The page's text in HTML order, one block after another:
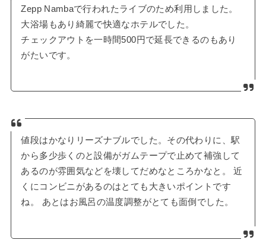
Zepp Nambaで行われたライブのため利用しました。
大浴場もあり綺麗で快適なホテルでした。
チェックアウトを一時間500円で延長できるのもあり
がたいです。
値段はかなりリーズナブルでした。その代わりに、駅
から多少歩くのと設備がガムテープで止めて補強して
あるのが雰囲気などを壊してだめなところかなと。 近
くにコンビニがあるのはとても大きいポイントです
ね。 あとはお風呂の温度調整がとても面倒でした。